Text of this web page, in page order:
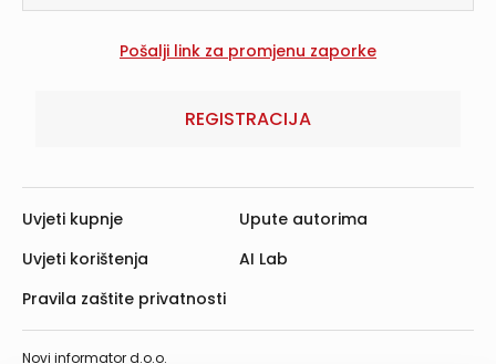
REGISTRACIJA
Novi informator d.o.o.
Uvjeti kupnje
Uvjeti korištenja
Pravila zaštite privatnosti
Upute autorima
AI Lab